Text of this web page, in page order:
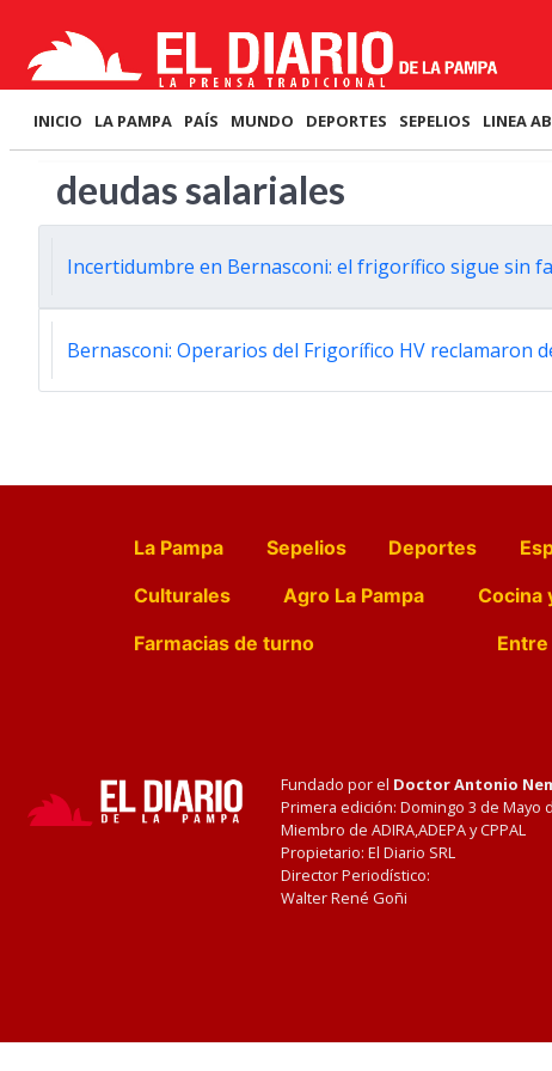
INICIO LA PAMPA PAÍS MUNDO DEPORTES SEPELIOS LINEA
deudas salariales
Incertidumbre en Bernasconi: el frigorífico sigue sin
Bernasconi: Operarios del Frigorífico HV reclamaron
La Pampa Sepelios Deportes
Culturales
Agro La Pampa Cocina
Farmacias de turno
Fundado por el Doctor Antonio
Primera edición: Domingo 3 de Mayo
Miembro de ADIRA,ADEPA y CPPAL
Propietario: El Diario SRL
Director Periodístico:
Walter René Goñi